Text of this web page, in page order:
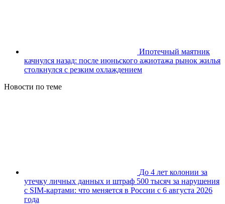
Ипотечный маятник
качнулся назад: после июньского ажиотажа рынок жилья
столкнулся с резким охлаждением
Новости по теме
До 4 лет колонии за
утечку личных данных и штраф 500 тысяч за нарушения
с SIM-картами: что меняется в России с 6 августа 2026
года